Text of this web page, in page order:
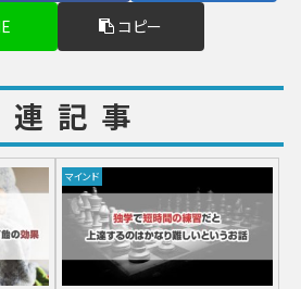
コピー
連記事
マインド